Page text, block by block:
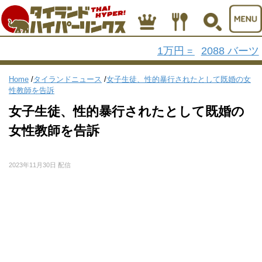
1万円 = 2088 バーツ
Home /タイランドニュース /女子生徒、性的暴行されたとして既婚の女
性教師を告訴
女子生徒、性的暴行されたとして既婚の
女性教師を告訴
2023年11月30日 配信